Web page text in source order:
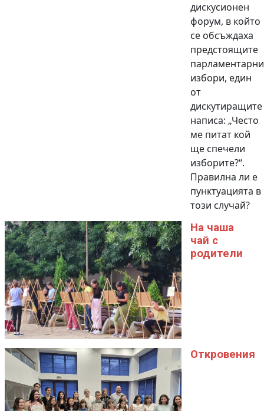
дискусионен
форум, в който
се обсъждаха
предстоящите
парламентарни
избори, един
от
дискутиращите
написа: „Често
ме питат кой
ще спечели
изборите?“.
Правилна ли е
пунктуацията в
този случай?
На чаша
чай с
родители
Откровения